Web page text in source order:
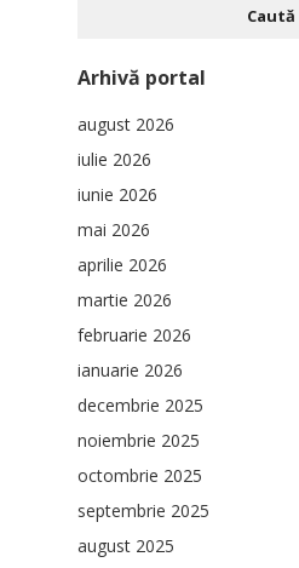
Arhivă portal
august 2026
iulie 2026
iunie 2026
mai 2026
aprilie 2026
martie 2026
februarie 2026
ianuarie 2026
decembrie 2025
noiembrie 2025
octombrie 2025
septembrie 2025
august 2025